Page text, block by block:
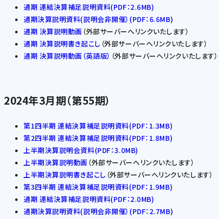
通期 連結決算補足説明資料(PDF：2.6MB)
通期決算説明資料(説明会非開催）(PDF：6.6MB)
通期 決算説明動画 （外部サーバーへリンクいたします）
通期 決算説明書き起こし （外部サーバーへリンクいたします）
通期 決算説明動画（英語版） （外部サーバーへリンクいたしま
2024年3月期（第55期）
第1四半期 連結決算補足説明資料(PDF：1.3MB)
第2四半期 連結決算補足説明資料(PDF：1.8MB)
上半期決算説明会資料(PDF：3.0MB)
上半期決算説明動画 （外部サーバーへリンクいたします）
上半期決算説明書き起こし （外部サーバーへリンクいたします）
第3四半期 連結決算補足説明資料(PDF：1.9MB)
通期 連結決算補足説明資料(PDF：2.0MB)
通期決算説明資料(説明会非開催）(PDF：2.7MB)